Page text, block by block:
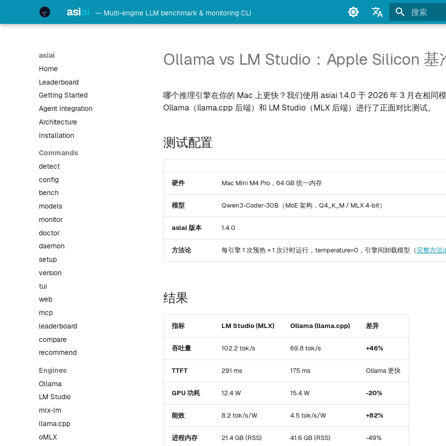
asiai — Multi-engine LLM benchmark & monitoring CLI
Français
Español
Italiano
日本語
asiai
Home
Leaderboard
Getting Started
Agent Integration
Architecture
Installation
Commands
detect
config
bench
models
monitor
doctor
daemon
setup
version
tui
web
mcp
leaderboard
compare
recommend
Engines
Ollama
LM Studio
mlx-lm
llama.cpp
oMLX
Ollama vs LM Studio：Apple Silicon 基
哪个推理引擎在你的 Mac 上更快？我们使用 asiai 1.4.0 于 2026 年 3 月在相同
Ollama（llama.cpp 后端）和 LM Studio（MLX 后端）进行了正面对比测试。
测试配置
硬件 Mac Mini M4 Pro，64 GB 统一内存
模型 Qwen3-Coder-30B（MoE 架构，Q4_K_M / MLX 4-bit）
asiai 版本 1.4.0
方法论 每引擎 1 次预热 + 1 次计时运行，temperature=0，引擎间卸载模型（完整方法
结果
指标 LM Studio (MLX) Ollama (llama.cpp) 差异
吞吐量 102.2 tok/s 69.8 tok/s +46%
TTFT 291 ms 175 ms Ollama 更快
GPU 功耗 12.4 W 15.4 W -20%
能效 8.2 tok/s/W 4.5 tok/s/W +82%
进程内存 21.4 GB (RSS) 41.6 GB (RSS) -49%